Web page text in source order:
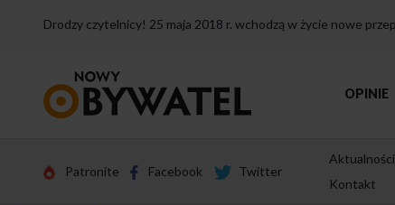
Drodzy czytelnicy! 25 maja 2018 r. wchodzą w życie nowe
strony
OPINIE
Patronite Facebook Twitter
Aktualności
Kontakt